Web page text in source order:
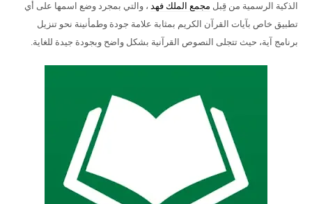
الذكية الرسمية من قِبل مجمع الملك فهد ، والتي بمجرد وضع اسمها على أي
تطبيق خاص بآيات القرآن الكريم بمثابة علامة جودة وطمأنينة نحو تنزيل
برنامج آية، حيث تتجلى النصوص القرآنية بشكل واضح وبجودة جيدة للغاية.